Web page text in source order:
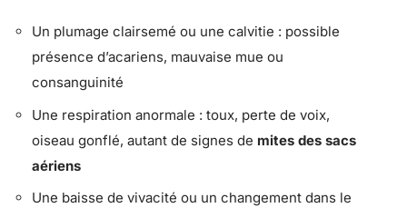
Un plumage clairsemé ou une calvitie : possible
présence d’acariens, mauvaise mue ou
consanguinité
Une respiration anormale : toux, perte de voix,
oiseau gonflé, autant de signes de mites des sacs
aériens
Une baisse de vivacité ou un changement dans le